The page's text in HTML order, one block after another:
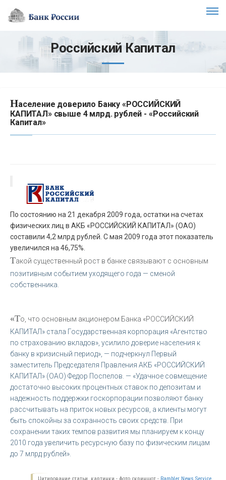
Российский Капитал
Население доверило Банку «РОССИЙСКИЙ
КАПИТАЛ» свыше 4 млрд. рублей - «Российский
Капитал»
По состоянию на 21 декабря 2009 года, остатки на счетах
физических лиц в АКБ «РОССИЙСКИЙ КАПИТАЛ» (ОАО)
составили 4,2 млрд рублей. С мая 2009 года этот показатель
увеличился на 46,75%.
Такой существенный рост в банке связывают с основным
позитивным событием уходящего года — сменой
собственника.
«То, что основным акционером Банка «РОССИЙСКИЙ
КАПИТАЛ» стала Государственная корпорация «Агентство
по страхованию вкладов», усилило доверие населения к
банку в кризисный период», — подчеркнул Первый
заместитель Председателя Правления АКБ «РОССИЙСКИЙ
КАПИТАЛ» (ОАО) Федор Поспелов. — «Удачное совмещение
достаточно высоких процентных ставок по депозитам и
надежность поддержки госкорпорации позволяют банку
рассчитывать на приток новых ресурсов, а клиенты могут
быть спокойны за сохранность своих средств. При
сохранении таких темпов развития мы планируем к концу
2010 года увеличить ресурсную базу по физическим лицам
до 7 млрд рублей».
Цитирование статьи, картинки - фото скриншот - Rambler News Service.